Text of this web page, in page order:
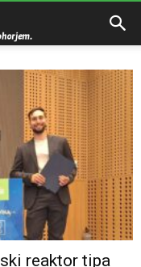
reaktor tipa